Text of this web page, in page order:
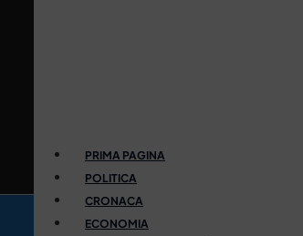
PRIMA PAGINA
POLITICA
CRONACA
ECONOMIA